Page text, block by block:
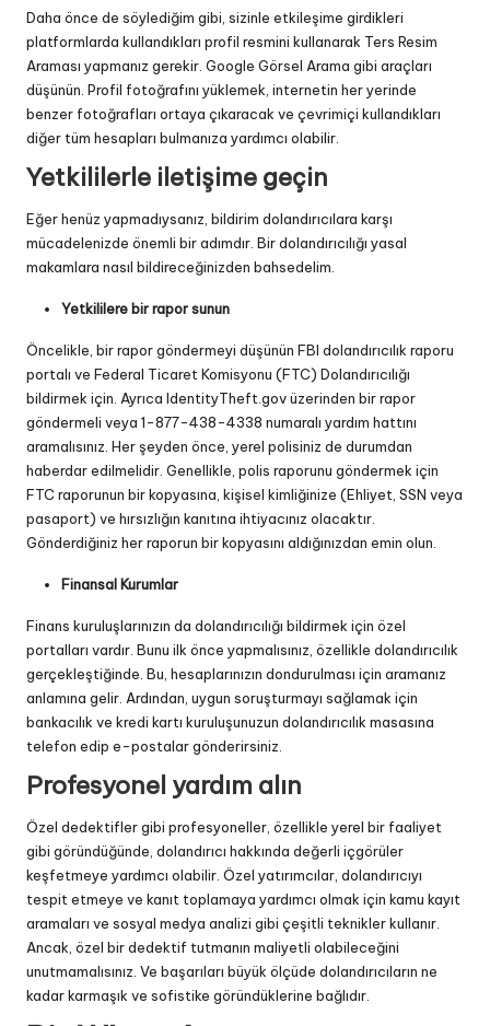
Daha önce de söylediğim gibi, sizinle etkileşime girdikleri
platformlarda kullandıkları profil resmini kullanarak Ters Resim
Araması yapmanız gerekir. Google Görsel Arama gibi araçları
düşünün. Profil fotoğrafını yüklemek, internetin her yerinde
benzer fotoğrafları ortaya çıkaracak ve çevrimiçi kullandıkları
diğer tüm hesapları bulmanıza yardımcı olabilir.
Yetkililerle iletişime geçin
Eğer henüz yapmadıysanız, bildirim dolandırıcılara karşı
mücadelenizde önemli bir adımdır. Bir dolandırıcılığı yasal
makamlara nasıl bildireceğinizden bahsedelim.
Yetkililere bir rapor sunun
Öncelikle, bir rapor göndermeyi düşünün FBI dolandırıcılık raporu
portalı ve Federal Ticaret Komisyonu (FTC) Dolandırıcılığı
bildirmek için. Ayrıca IdentityTheft.gov üzerinden bir rapor
göndermeli veya 1-877-438-4338 numaralı yardım hattını
aramalısınız. Her şeyden önce, yerel polisiniz de durumdan
haberdar edilmelidir. Genellikle, polis raporunu göndermek için
FTC raporunun bir kopyasına, kişisel kimliğinize (Ehliyet, SSN veya
pasaport) ve hırsızlığın kanıtına ihtiyacınız olacaktır.
Gönderdiğiniz her raporun bir kopyasını aldığınızdan emin olun.
Finansal Kurumlar
Finans kuruluşlarınızın da dolandırıcılığı bildirmek için özel
portalları vardır. Bunu ilk önce yapmalısınız, özellikle dolandırıcılık
gerçekleştiğinde. Bu, hesaplarınızın dondurulması için aramanız
anlamına gelir. Ardından, uygun soruşturmayı sağlamak için
bankacılık ve kredi kartı kuruluşunuzun dolandırıcılık masasına
telefon edip e-postalar gönderirsiniz.
Profesyonel yardım alın
Özel dedektifler gibi profesyoneller, özellikle yerel bir faaliyet
gibi göründüğünde, dolandırıcı hakkında değerli içgörüler
keşfetmeye yardımcı olabilir. Özel yatırımcılar, dolandırıcıyı
tespit etmeye ve kanıt toplamaya yardımcı olmak için kamu kayıt
aramaları ve sosyal medya analizi gibi çeşitli teknikler kullanır.
Ancak, özel bir dedektif tutmanın maliyetli olabileceğini
unutmamalısınız. Ve başarıları büyük ölçüde dolandırıcıların ne
kadar karmaşık ve sofistike göründüklerine bağlıdır.